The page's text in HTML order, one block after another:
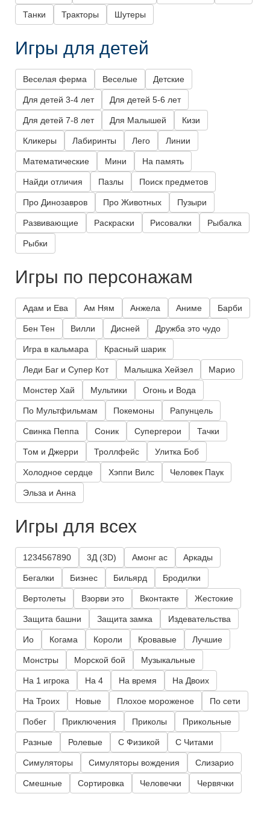
Танки Тракторы Шутеры
Игры для детей
Веселая ферма Веселые Детские
Для детей 3-4 лет Для детей 5-6 лет
Для детей 7-8 лет Для Малышей Кизи
Кликеры Лабиринты Лего Линии
Математические Мини На память
Найди отличия Пазлы Поиск предметов
Про Динозавров Про Животных Пузыри
Развивающие Раскраски Рисовалки Рыбалка
Рыбки
Игры по персонажам
Адам и Ева Ам Ням Анжела Аниме Барби
Бен Тен Вилли Дисней Дружба это чудо
Игра в кальмара Красный шарик
Леди Баг и Супер Кот Малышка Хейзел Марио
Монстер Хай Мультики Огонь и Вода
По Мультфильмам Покемоны Рапунцель
Свинка Пеппа Соник Супергерои Тачки
Том и Джерри Троллфейс Улитка Боб
Холодное сердце Хэппи Вилс Человек Паук
Эльза и Анна
Игры для всех
1234567890 3Д (3D) Амонг ас Аркады
Бегалки Бизнес Бильярд Бродилки
Вертолеты Взорви это Вконтакте Жестокие
Защита башни Защита замка Издевательства
Ио Когама Короли Кровавые Лучшие
Монстры Морской бой Музыкальные
На 1 игрока На 4 На время На Двоих
На Троих Новые Плохое мороженое По сети
Побег Приключения Приколы Прикольные
Разные Ролевые С Физикой С Читами
Симуляторы Симуляторы вождения Слизарио
Смешные Сортировка Человечки Червячки